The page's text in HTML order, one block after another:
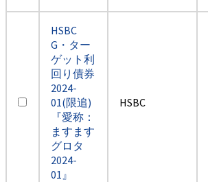
HSBC
G・ター
ゲット利
回り債券
2024-
01(限追)
『愛称：
ますます
グロタ
2024-
01』
HSBC